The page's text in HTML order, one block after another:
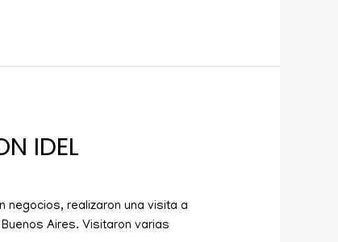
IDEL
negocios, realizaron una visita a
Aires. Visitaron varias